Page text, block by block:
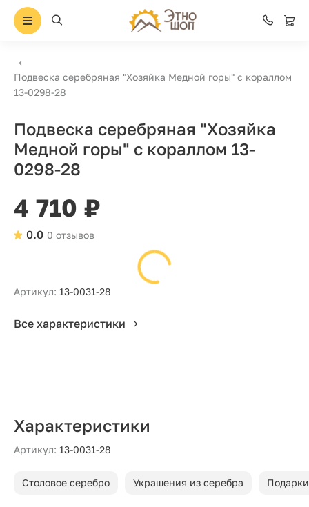
Подвеска серебряная "Хозяйка Медной горы" с кораллом
13-0298-28
Подвеска серебряная "Хозяйка
Медной горы" с кораллом 13-
0298-28
4 710 ₽
0 отзывов
0.0
Артикул: 13-0031-28
Все характеристики
Характеристики
Артикул: 13-0031-28
Столовое серебро Украшения из серебра